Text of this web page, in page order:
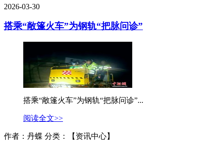
2026-03-30
搭乘“敞篷火车”为钢轨“把脉问诊”
搭乘“敞篷火车”为钢轨“把脉问诊”...
阅读全文>>
作者：丹蝶 分类：【资讯中心】